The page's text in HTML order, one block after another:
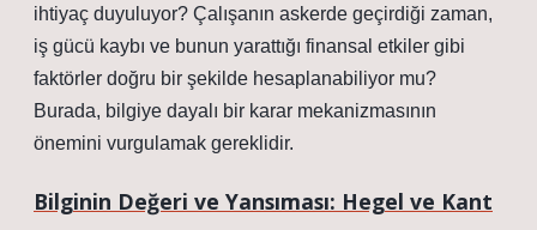
ihtiyaç duyuluyor? Çalışanın askerde geçirdiği zaman,
iş gücü kaybı ve bunun yarattığı finansal etkiler gibi
faktörler doğru bir şekilde hesaplanabiliyor mu?
Burada, bilgiye dayalı bir karar mekanizmasının
önemini vurgulamak gereklidir.
Bilginin Değeri ve Yansıması: Hegel ve Kant